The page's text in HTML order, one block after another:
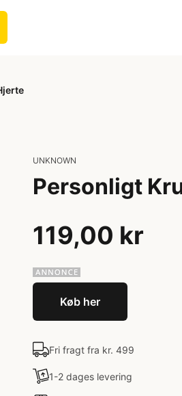
UNKNOWN
Personligt
119,00 kr
Køb her
Fri fragt fra kr. 499
1-2 dages levering